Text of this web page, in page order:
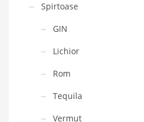
Spirtoase
GIN
Lichior
Rom
Tequila
Vermut